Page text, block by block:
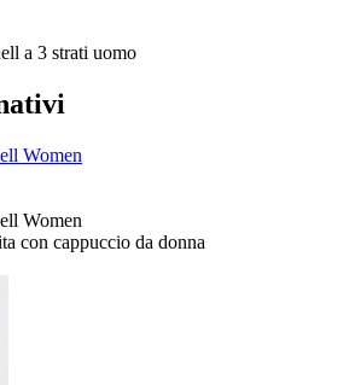
a 3 strati uomo
Women
Women
con cappuccio da donna